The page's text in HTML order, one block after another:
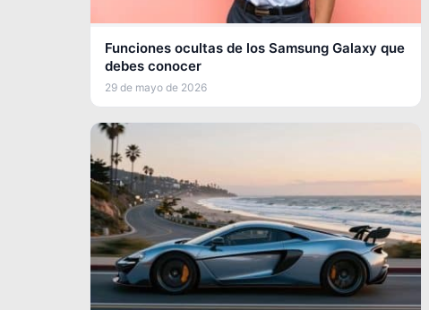
Funciones ocultas de los Samsung Galaxy que
debes conocer
29 de mayo de 2026